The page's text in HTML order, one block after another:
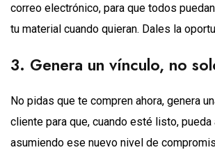
correo electrónico, para que todos
tu material cuando quieran. Dales la
3. Genera un vínculo, no
No pidas que te compren ahora, genera
cliente para que, cuando esté listo, pueda
asumiendo ese nuevo nivel de